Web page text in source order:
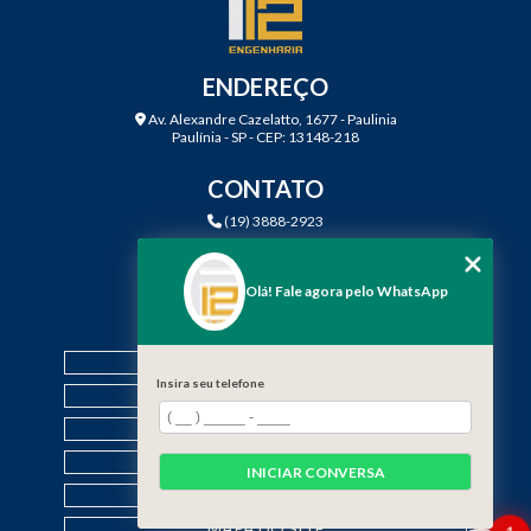
ENDEREÇO
Av. Alexandre Cazelatto, 1677 - Paulinia
Paulínia - SP - CEP: 13148-218
CONTATO
(19) 3888-2923
(19) 99968-7979
contato@f12engenharia.com.br
MENU
SERVIÇOS
CATEGORIAS
Olá! Fale agora pelo WhatsApp
Insira seu telefone
INICIAR CONVERSA